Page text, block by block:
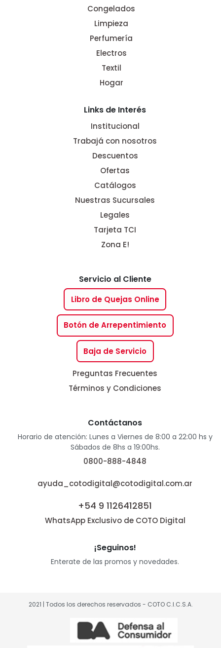
Congelados
Limpieza
Perfumería
Electros
Textil
Hogar
Links de Interés
Institucional
Trabajá con nosotros
Descuentos
Ofertas
Catálogos
Nuestras Sucursales
Legales
Tarjeta TCI
Zona E!
Servicio al Cliente
Libro de Quejas Online
Botón de Arrepentimiento
Baja de Servicio
Preguntas Frecuentes
Términos y Condiciones
Contáctanos
Horario de atención: Lunes a Viernes de 8:00 a 22:00 hs y
Sábados de 8hs a 19:00hs.
0800-888-4848
ayuda_cotodigital@cotodigital.com.ar
+54 9 1126412851
WhatsApp Exclusivo de COTO Digital
¡Seguinos!
Enterate de las promos y novedades.
2021 | Todos los derechos reservados - COTO C.I.C.S.A.